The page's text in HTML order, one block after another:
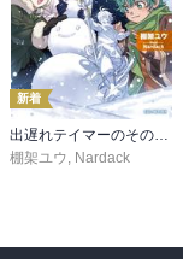
新着
出遅れテイマーのその日暮らし 16
棚架ユウ, Nardack